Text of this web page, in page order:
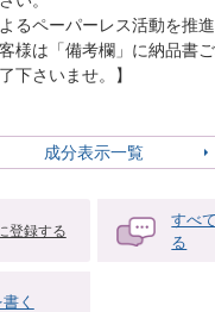
るペーパーレス活動を推
様は「備考欄」に納品書
下さいませ。】
成分表示一覧
登録する
すべ
る
く